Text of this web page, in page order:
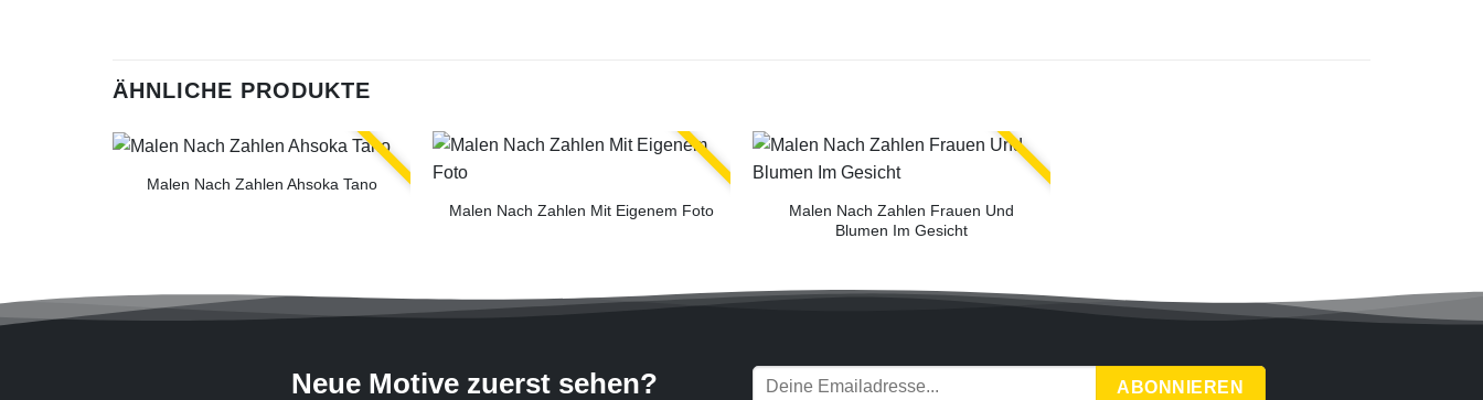
ÄHNLICHE PRODUKTE
Malen Nach Zahlen Ahsoka Tano
Malen Nach Zahlen Mit Eigenem Foto
Malen Nach Zahlen Frauen Und
Blumen Im Gesicht
Neue Motive zuerst sehen?